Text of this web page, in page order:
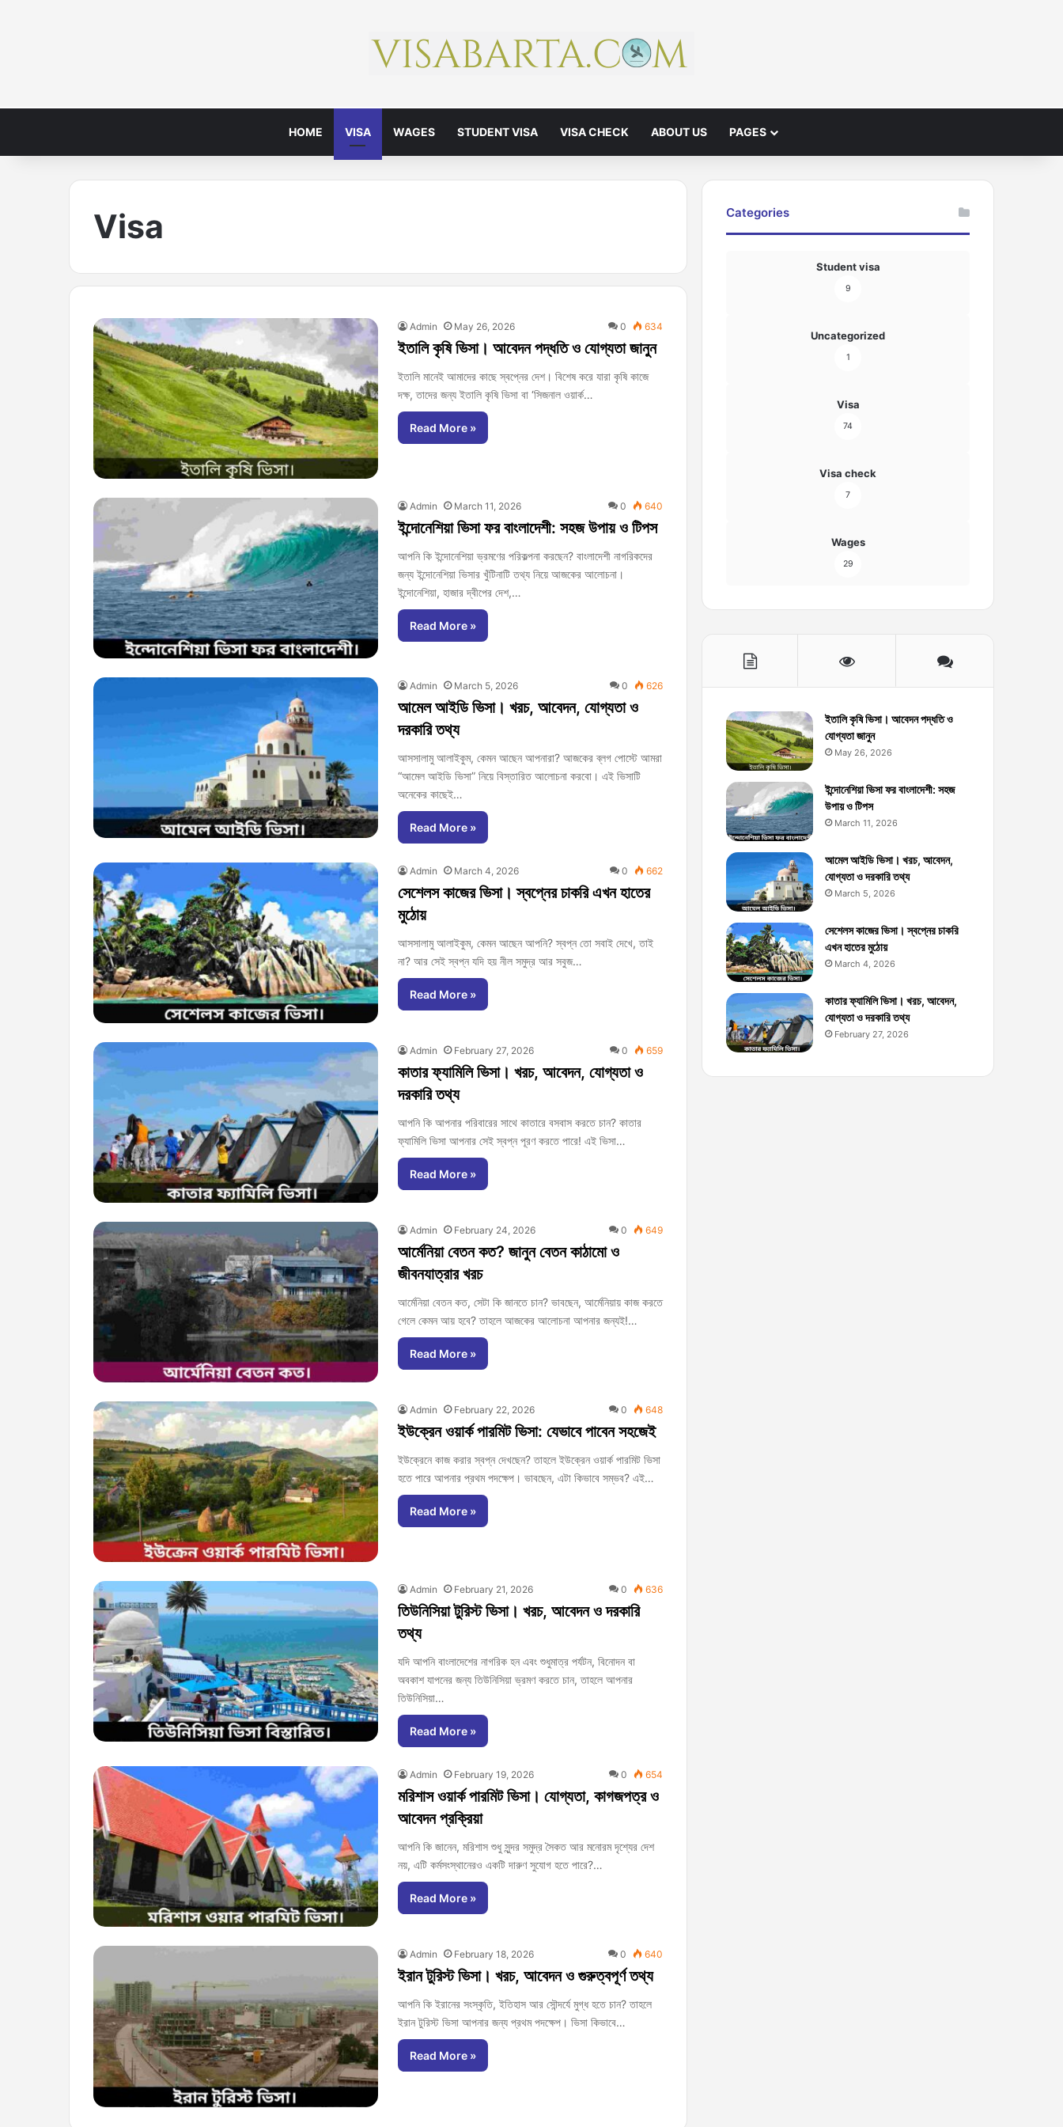
HOME VISA WAGES STUDENT VISA VISA CHECK ABOUT US PAGES
Visa
Admin May 26, 2026 0 634
ইতালি কৃষি ভিসা। আবেদন পদ্ধতি ও যোগ্যতা জানুন
ইতালি মানেই আমাদের কাছে স্বপ্নের দেশ। বিশেষ করে যারা কৃষি কাজে
দক্ষ, তাদের জন্য ইতালি কৃষি ভিসা বা ‘সিজনাল ওয়ার্ক…
Read More »
Admin March 11, 2026 0 640
ইন্দোনেশিয়া ভিসা ফর বাংলাদেশী: সহজ উপায় ও টিপস
আপনি কি ইন্দোনেশিয়া ভ্রমণের পরিকল্পনা করছেন? বাংলাদেশী নাগরিকদের
জন্য ইন্দোনেশিয়া ভিসার খুঁটিনাটি তথ্য নিয়ে আজকের আলোচনা।
ইন্দোনেশিয়া, হাজার দ্বীপের দেশ,…
Read More »
Admin March 5, 2026 0 626
আমেল আইডি ভিসা। খরচ, আবেদন, যোগ্যতা ও
দরকারি তথ্য
আসসালামু আলাইকুম, কেমন আছেন আপনারা? আজকের ব্লগ পোস্টে আমরা
“আমেল আইডি ভিসা” নিয়ে বিস্তারিত আলোচনা করবো। এই ভিসাটি
অনেকের কাছেই…
Read More »
Admin March 4, 2026 0 662
সেশেলস কাজের ভিসা। স্বপ্নের চাকরি এখন হাতের
মুঠোয়
আসসালামু আলাইকুম, কেমন আছেন আপনি? স্বপ্ন তো সবাই দেখে, তাই
না? আর সেই স্বপ্ন যদি হয় নীল সমুদ্র আর সবুজ…
Read More »
Admin February 27, 2026 0 659
কাতার ফ্যামিলি ভিসা। খরচ, আবেদন, যোগ্যতা ও
দরকারি তথ্য
আপনি কি আপনার পরিবারের সাথে কাতারে বসবাস করতে চান? কাতার
ফ্যামিলি ভিসা আপনার সেই স্বপ্ন পূরণ করতে পারে! এই ভিসা…
Read More »
Admin February 24, 2026 0 649
আর্মেনিয়া বেতন কত? জানুন বেতন কাঠামো ও
জীবনযাত্রার খরচ
আর্মেনিয়া বেতন কত, সেটা কি জানতে চান? ভাবছেন, আর্মেনিয়ায় কাজ করতে
গেলে কেমন আয় হবে? তাহলে আজকের আলোচনা আপনার জন্যই!…
Read More »
Admin February 22, 2026 0 648
ইউক্রেন ওয়ার্ক পারমিট ভিসা: যেভাবে পাবেন সহজেই
ইউক্রেনে কাজ করার স্বপ্ন দেখছেন? তাহলে ইউক্রেন ওয়ার্ক পারমিট ভিসা
হতে পারে আপনার প্রথম পদক্ষেপ। ভাবছেন, এটা কিভাবে সম্ভব? এই…
Read More »
Admin February 21, 2026 0 636
তিউনিসিয়া টুরিস্ট ভিসা। খরচ, আবেদন ও দরকারি
তথ্য
যদি আপনি বাংলাদেশের নাগরিক হন এবং শুধুমাত্র পর্যটন, বিনোদন বা
অবকাশ যাপনের জন্য তিউনিসিয়া ভ্রমণ করতে চান, তাহলে আপনার
তিউনিসিয়া…
Read More »
Admin February 19, 2026 0 654
মরিশাস ওয়ার্ক পারমিট ভিসা। যোগ্যতা, কাগজপত্র ও
আবেদন প্রক্রিয়া
আপনি কি জানেন, মরিশাস শুধু সুন্দর সমুদ্র সৈকত আর মনোরম দৃশ্যের দেশ
নয়, এটি কর্মসংস্থানেরও একটি দারুণ সুযোগ হতে পারে?…
Read More »
Admin February 18, 2026 0 640
ইরান টুরিস্ট ভিসা। খরচ, আবেদন ও গুরুত্বপূর্ণ তথ্য
আপনি কি ইরানের সংস্কৃতি, ইতিহাস আর সৌন্দর্যে মুগ্ধ হতে চান? তাহলে
ইরান টুরিস্ট ভিসা আপনার জন্য প্রথম পদক্ষেপ। ভিসা কিভাবে…
Read More »
Categories
Student visa
9
Uncategorized
1
Visa
74
Visa check
7
Wages
29
ইতালি কৃষি ভিসা। আবেদন পদ্ধতি ও
যোগ্যতা জানুন
May 26, 2026
ইন্দোনেশিয়া ভিসা ফর বাংলাদেশী: সহজ
উপায় ও টিপস
March 11, 2026
আমেল আইডি ভিসা। খরচ, আবেদন,
যোগ্যতা ও দরকারি তথ্য
March 5, 2026
সেশেলস কাজের ভিসা। স্বপ্নের চাকরি
এখন হাতের মুঠোয়
March 4, 2026
কাতার ফ্যামিলি ভিসা। খরচ, আবেদন,
যোগ্যতা ও দরকারি তথ্য
February 27, 2026